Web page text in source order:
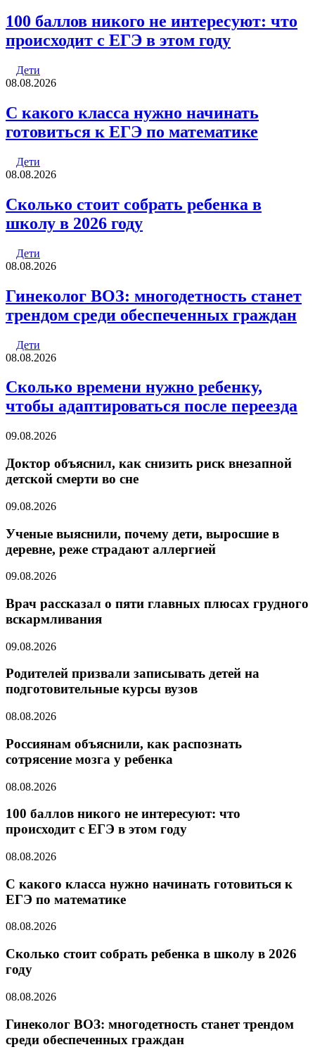
100 баллов никого не интересуют: что
происходит с ЕГЭ в этом году
Дети
08.08.2026
С какого класса нужно начинать
готовиться к ЕГЭ по математике
Дети
08.08.2026
Cколько стоит собрать ребенка в
школу в 2026 году
Дети
08.08.2026
Гинеколог ВОЗ: многодетность станет
трендом среди обеспеченных граждан
Дети
08.08.2026
Сколько времени нужно ребенку,
чтобы адаптироваться после переезда
09.08.2026
Доктор объяснил, как снизить риск внезапной
детской смерти во сне
09.08.2026
Ученые выяснили, почему дети, выросшие в
деревне, реже страдают аллергией
09.08.2026
Врач рассказал о пяти главных плюсах грудного
вскармливания
09.08.2026
Родителей призвали записывать детей на
подготовительные курсы вузов
08.08.2026
Россиянам объяснили, как распознать
сотрясение мозга у ребенка
08.08.2026
100 баллов никого не интересуют: что
происходит с ЕГЭ в этом году
08.08.2026
С какого класса нужно начинать готовиться к
ЕГЭ по математике
08.08.2026
Cколько стоит собрать ребенка в школу в 2026
году
08.08.2026
Гинеколог ВОЗ: многодетность станет трендом
среди обеспеченных граждан